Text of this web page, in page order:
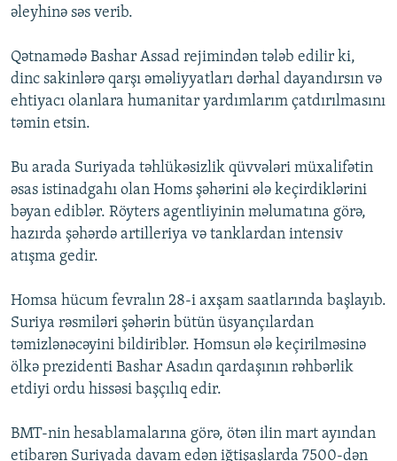
VIDEO
FOTOQALEREYA
İNFOQRAFIKA
KARIKATURA
RADIO ARXIV
OXU ZALI
AZƏRBAYCAN ƏDƏBIYYATI KITABXANASI
İSLAM VƏ DEMOKRATIYA
HAQQIMIZDA
MISSIYAMIZ
PEŞƏ ETIKASI VƏ JURNALISTIKA STANDARTLARIMIZ
AZADLIQRADIOSU MOBIL TELEFONUNUZDA
BIZIMLƏ ƏLAQƏ
XƏBƏR BÜLLETENLƏRIMIZ
BIZI IZLƏ
RFE/RL-in bütün saytları
əleyhinə səs verib.
Qətnamədə Bashar Assad rejimindən tələb edilir ki,
dinc sakinlərə qarşı əməliyyatları dərhal dayandırsın və
ehtiyacı olanlara humanitar yardımlarım çatdırılmasını
təmin etsin.
Bu arada Suriyada təhlükəsizlik qüvvələri müxalifətin
əsas istinadgahı olan Homs şəhərini ələ keçirdiklərini
bəyan ediblər. Röyters agentliyinin məlumatına görə,
hazırda şəhərdə artilleriya və tanklardan intensiv
atışma gedir.
Homsa hücum fevralın 28-i axşam saatlarında başlayıb.
Suriya rəsmiləri şəhərin bütün üsyançılardan
təmizlənəcəyini bildiriblər. Homsun ələ keçirilməsinə
ölkə prezidenti Bashar Asadın qardaşının rəhbərlik
etdiyi ordu hissəsi başçılıq edir.
BMT-nin hesablamalarına görə, ötən ilin mart ayından
etibarən Suriyada davam edən iğtişaşlarda 7500-dən